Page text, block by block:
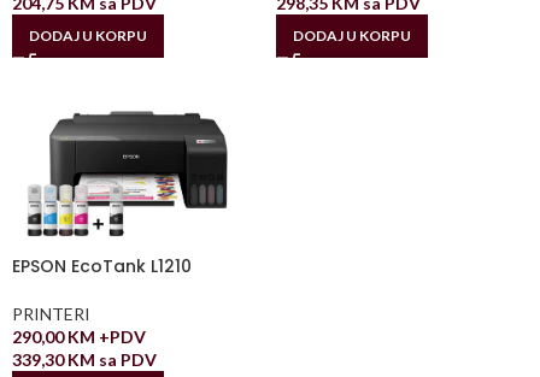
DODAJ U KORPU DODAJ U KORPU
EPSON EcoTank L1210
PRINTERI
290,00KM +PDV
339,30KM sa PDV